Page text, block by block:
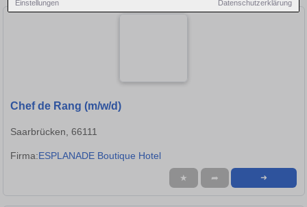
Einstellungen Datenschutzerklärung
Chef de Rang (m/w/d)
Saarbrücken, 66111
Firma:ESPLANADE Boutique Hotel
★ ➦ ➜